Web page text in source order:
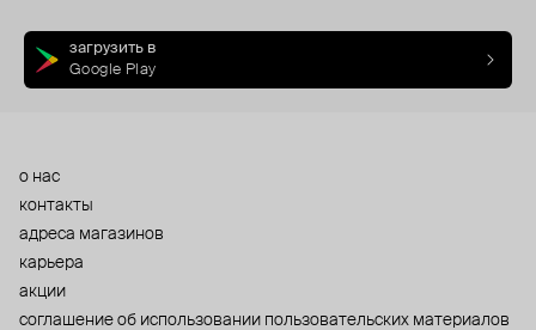
загрузить в
Google Play
о нас
контакты
адреса магазинов
карьера
акции
cоглашение об использовании пользовательских материалов